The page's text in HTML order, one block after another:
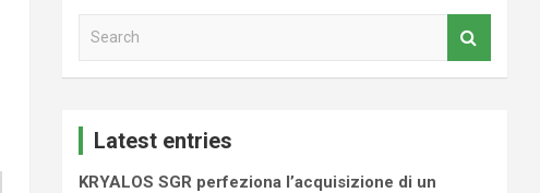
Latest entries
KRYALOS SGR perfeziona l’acquisizione di un